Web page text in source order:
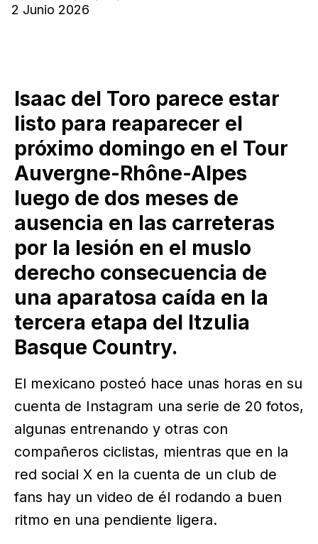
2 Junio 2026
Isaac del Toro parece estar
listo para reaparecer el
próximo domingo en el Tour
Auvergne-Rhône-Alpes
luego de dos meses de
ausencia en las carreteras
por la lesión en el muslo
derecho consecuencia de
una aparatosa caída en la
tercera etapa del Itzulia
Basque Country.
El mexicano posteó hace unas horas en su
cuenta de Instagram una serie de 20 fotos,
algunas entrenando y otras con
compañeros ciclistas, mientras que en la
red social X en la cuenta de un club de
fans hay un video de él rodando a buen
ritmo en una pendiente ligera.